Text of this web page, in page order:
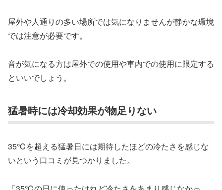
屋外や人通りの多い場所では気になりませんが静かな環境
では注意が必要です。
音が気になる方は屋外での使用や車内での使用に限定する
といいでしょう。
猛暑時には冷却効果が物足りない
35℃を超える猛暑日には期待したほどの冷たさを感じな
いという口コミが見つかりました。